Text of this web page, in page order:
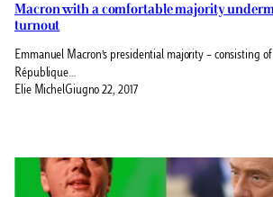
Macron with a comfortable majority
turnout
Emmanuel Macron’s presidential majority – consisting
République…
Elie MichelGiugno 22, 2017